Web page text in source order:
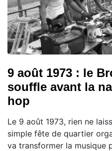
9 août 1973 : le
souffle avant la
hop
Le 9 août 1973, rien ne
simple fête de quartier
va transformer la musique